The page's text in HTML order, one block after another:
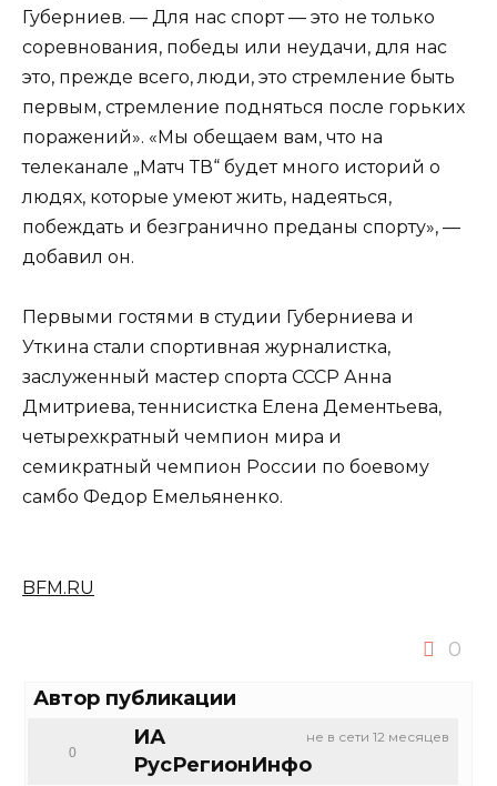
Губерниев. — Для нас спорт — это не только
соревнования, победы или неудачи, для нас
это, прежде всего, люди, это стремление быть
первым, стремление подняться после горьких
поражений». «Мы обещаем вам, что на
телеканале „Матч ТВ“ будет много историй о
людях, которые умеют жить, надеяться,
побеждать и безгранично преданы спорту», —
добавил он.
Первыми гостями в студии Губерниева и
Уткина стали спортивная журналистка,
заслуженный мастер спорта СССР Анна
Дмитриева, теннисистка Елена Дементьева,
четырехкратный чемпион мира и
семикратный чемпион России по боевому
самбо Федор Емельяненко.
BFM.RU
0
Автор публикации
не в сети 12 месяцев
ИА
РусРегионИнфо
0